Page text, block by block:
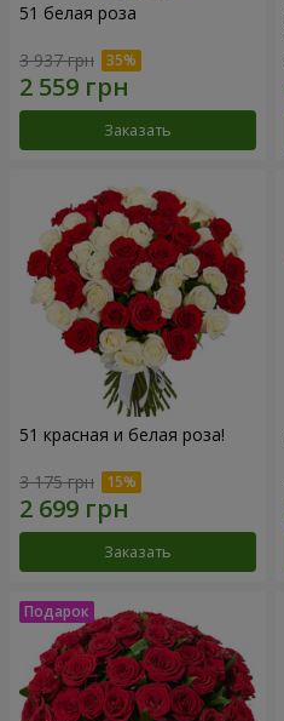
51 белая роза
3 937 грн
Заказать
51 красная и белая роза!
3 175 грн
Заказать